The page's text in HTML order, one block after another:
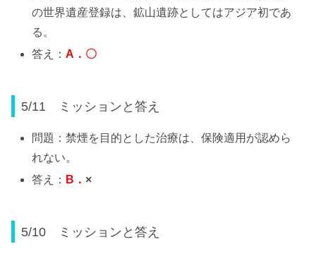
の世界遺産登録は、鉱山遺跡としてはアジア初であ
る。
答え：A ．〇
5/11 ミッションと答え
問題：禁煙を目的とした治療は、保険適用が認めら
れない。
答え： B ． ×
5/10 ミッションと答え